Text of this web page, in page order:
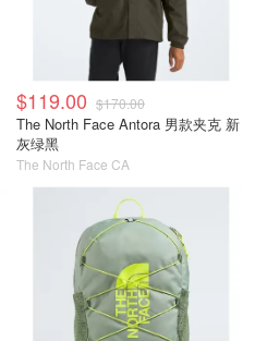
$119.00 $170.00
The North Face Antora 男款夹克 新
灰绿黑
The North Face CA